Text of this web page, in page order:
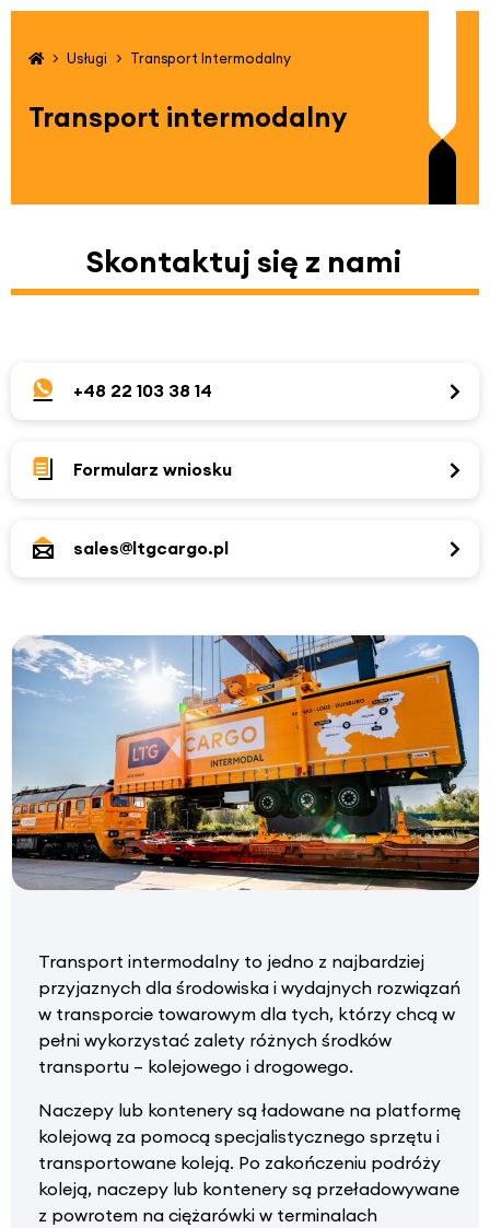
Usługi Transport Intermodalny
Transport intermodalny
Skontaktuj się z nami
+48 22 103 38 14
Formularz wniosku
sales@ltgcargo.pl
Transport intermodalny to jedno z najbardziej
przyjaznych dla środowiska i wydajnych rozwiązań
w transporcie towarowym dla tych, którzy chcą w
pełni wykorzystać zalety różnych środków
transportu – kolejowego i drogowego.
Naczepy lub kontenery są ładowane na platformę
kolejową za pomocą specjalistycznego sprzętu i
transportowane koleją. Po zakończeniu podróży
koleją, naczepy lub kontenery są przeładowywane
z powrotem na ciężarówki w terminalach